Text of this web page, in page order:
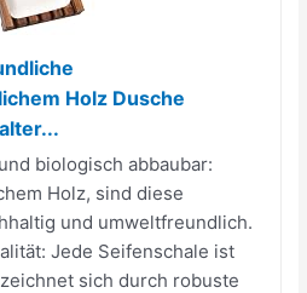
Holz Dusche
biologisch abbaubar:
Holz, sind diese
und umweltfreundlich.
Jede Seifenschale ist
sich durch robuste